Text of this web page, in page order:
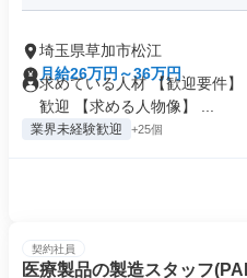
埼玉県草加市松江
月給26万円～36万円
求めている人材 【歓迎要件
歓迎 【求める人物像】 ...
業界未経験歓迎 +25個
契約社員
医療製品の製造スタッフ